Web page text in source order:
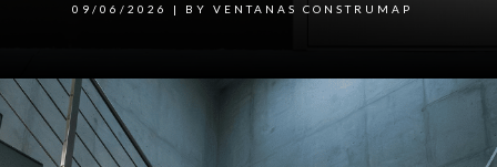
09/06/2026 | BY VENTANAS CONSTRUMAP